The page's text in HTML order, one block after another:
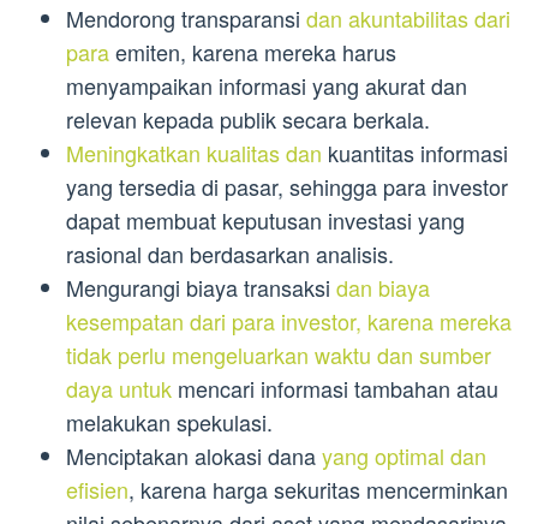
Mendorong transparansi dan akuntabilitas dari
paraemiten, karena mereka harus
menyampaikan informasi yang akurat dan
relevan kepada publik secara berkala.
Meningkatkan kualitas dan kuantitas informasi
yang tersedia di pasar, sehingga para investor
dapat membuat keputusan investasi yang
rasional dan berdasarkan analisis.
Mengurangi biaya transaksi dan biaya
kesempatan dari para investor, karena mereka
tidak perlu mengeluarkan waktu dan sumber
daya untuk mencari informasi tambahan atau
melakukan spekulasi.
Menciptakan alokasi danayang optimal dan
efisien, karena harga sekuritas mencerminkan